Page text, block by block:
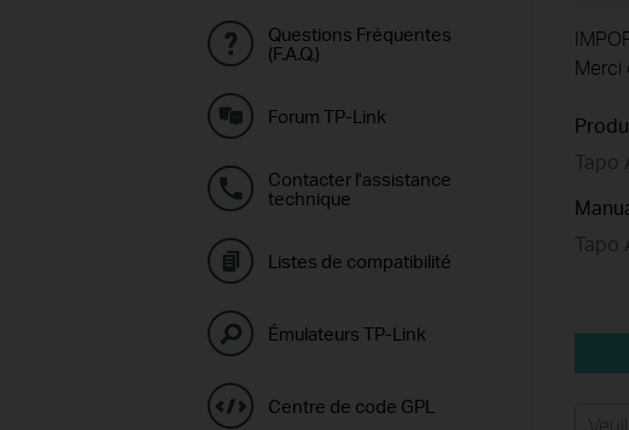
Questions Fréquentes
(F.A.Q.)
Forum TP-Link
Contacter l'assistance
technique
Listes de compatibilité
Émulateurs TP-Link
Centre de code GPL
Merci
Tapo
Tapo